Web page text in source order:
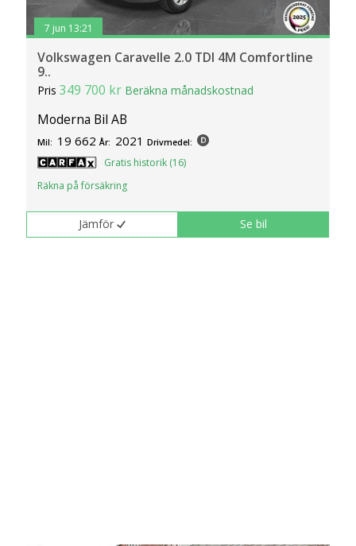
7 jun 13:21
Volkswagen Caravelle 2.0 TDI 4M Comfortline
9..
Pris349 700 kr Beräkna månadskostnad
Moderna Bil AB
Mil: 19 662 År: 2021 Drivmedel:
Gratis historik (16)
Räkna på försäkring
Jämför Se bil